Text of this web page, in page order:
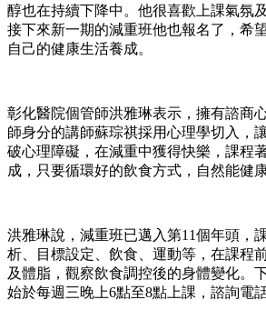
醇也在持續下降中。他很喜歡上課氣氛
接下來新一期的減重班他也報名了，希
自己的健康生活養成。
彰化醫院個管師洪雅琳表示，擁有諮商
師身分的講師蘇琮祺採用心理學切入，
破心理障礙，在減重中獲得快樂，課程
成，只要循環好的飲食方式，自然能健康
洪雅琳說，減重班已邁入第11個年頭，
析、目標設定、飲食、運動等，在課程
及體脂，觀察飲食調控後的身體變化。
始於每週三晚上6點至8點上課，諮詢電話